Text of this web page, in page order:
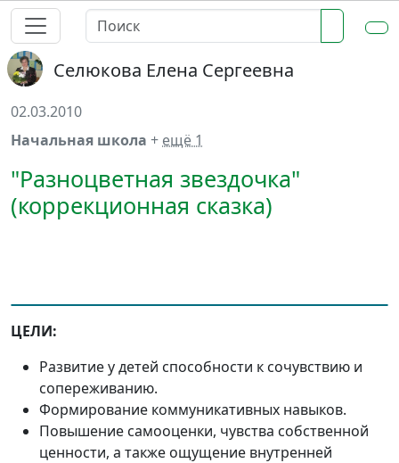
Селюкова Елена Сергеевна
02.03.2010
Начальная школа + ещё 1
"Разноцветная звездочка"
(коррекционная сказка)
ЦЕЛИ:
Развитие у детей способности к сочувствию и
сопереживанию.
Формирование коммуникативных навыков.
Повышение самооценки, чувства собственной
ценности, а также ощущение внутренней